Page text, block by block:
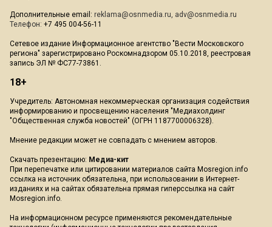
Дополнительные email: reklama@osnmedia.ru, adv@osnmedia.ru
Телефон: +7 495 004-56-11
Сетевое издание Информационное агентство "Вести Московского
региона" зарегистрировано Роскомнадзором 05.10.2018, реестровая
запись ЭЛ № ФС77-73861.
18+
Учредитель: Автономная некоммерческая организация содействия
информированию и просвещению населения "Медиахолдинг
"Общественная служба новостей" (ОГРН 1187700006328).
Мнение редакции может не совпадать с мнением авторов.
Скачать презентацию: Медиа-кит
При перепечатке или цитировании материалов сайта Mosregion.info
ссылка на источник обязательна, при использовании в Интернет-
изданиях и на сайтах обязательна прямая гиперссылка на сайт
Mosregion.info.
На информационном ресурсе применяются рекомендательные